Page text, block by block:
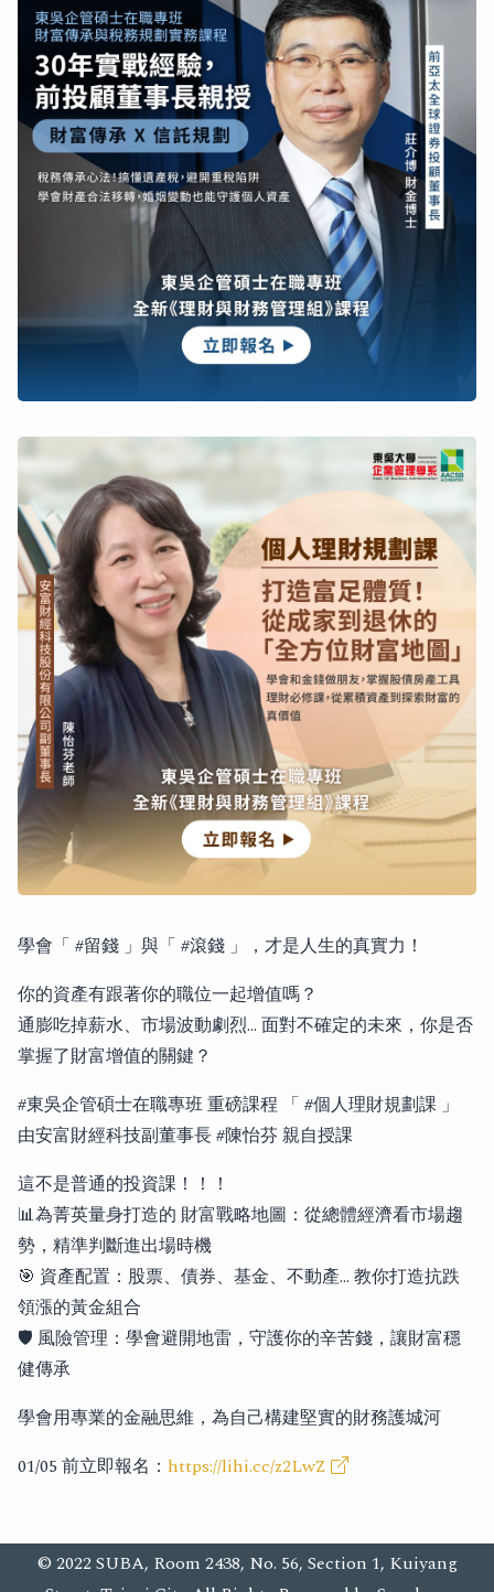
學會「 #留錢 」與「 #滾錢 」，才是人生的真實力！
你的資產有跟著你的職位一起增值嗎？
通膨吃掉薪水、市場波動劇烈... 面對不確定的未來，你是否
掌握了財富增值的關鍵？
#東吳企管碩士在職專班 重磅課程 「 #個人理財規劃課 」
由安富財經科技副董事長 #陳怡芬 親自授課
這不是普通的投資課！！！
📊為菁英量身打造的 財富戰略地圖：從總體經濟看市場趨
勢，精準判斷進出場時機
🎯 資產配置：股票、債券、基金、不動產... 教你打造抗跌
領漲的黃金組合
🛡️ 風險管理：學會避開地雷，守護你的辛苦錢，讓財富穩
健傳承
學會用專業的金融思維，為自己構建堅實的財務護城河
01/05 前立即報名： https://lihi.cc/z2LwZ
© 2022 SUBA, Room 2438, No. 56, Section 1, Kuiyang